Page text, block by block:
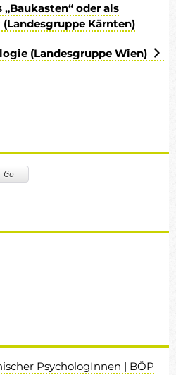
„Baukasten“ oder als
Kärnten)
(Landesgruppe Wien)
Go
PsychologInnen | BÖP